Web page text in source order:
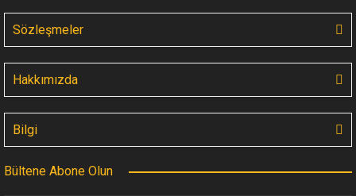
Sözleşmeler
Hakkımızda
Bilgi
Bültene Abone Olun